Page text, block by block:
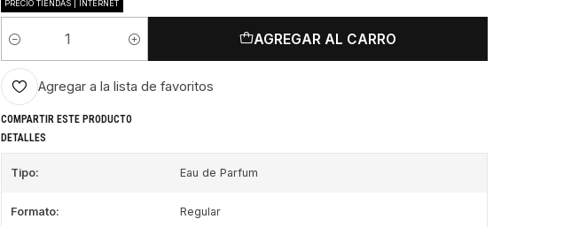
PRECIO TIENDAS | INTERNET
Cantidad
AGREGAR AL CARRO
Agregar a la lista de favoritos
COMPARTIR ESTE PRODUCTO
DETALLES
Tipo: Eau de Parfum
Formato: Regular